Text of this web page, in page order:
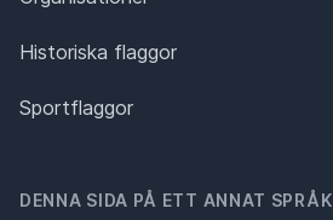
Historiska flaggor
Sportflaggor
DENNA SIDA PÅ ETT ANNAT SPRÅK